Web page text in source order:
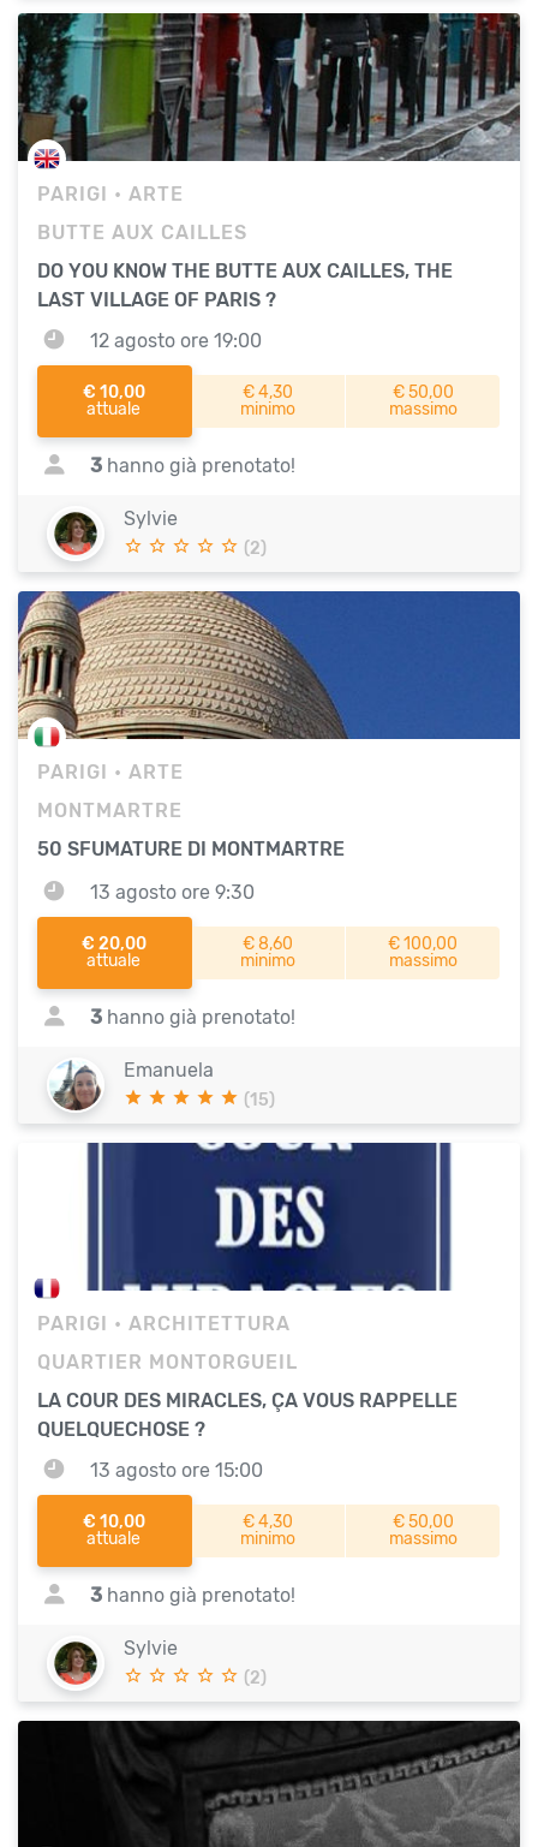
PARIGI • ARTE
BUTTE AUX CAILLES
DO YOU KNOW THE BUTTE AUX CAILLES, THE
LAST VILLAGE OF PARIS ?
12 agosto ore 19:00
€ 10,00
attuale
€ 4,30
minimo
€ 50,00
massimo
3 hanno già prenotato!
Sylvie
(2)
PARIGI • ARTE
MONTMARTRE
50 SFUMATURE DI MONTMARTRE
13 agosto ore 9:30
€ 20,00
attuale
€ 8,60
minimo
€ 100,00
massimo
3 hanno già prenotato!
Emanuela
(15)
PARIGI • ARCHITETTURA
QUARTIER MONTORGUEIL
LA COUR DES MIRACLES, ÇA VOUS RAPPELLE
QUELQUECHOSE ?
13 agosto ore 15:00
€ 10,00
attuale
€ 4,30
minimo
€ 50,00
massimo
3 hanno già prenotato!
Sylvie
(2)